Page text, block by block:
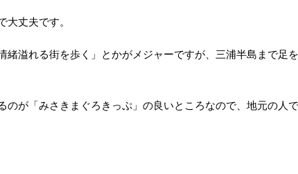
丈夫です。
溢れる街を歩く」とかがメジャーですが、三浦半島まで足
が「みさきまぐろきっぷ」の良いところなので、地元の人